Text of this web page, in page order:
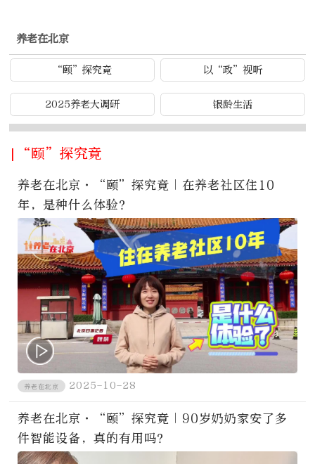
养老在北京
“颐”探究竟 以“政”视听
2025养老大调研 银龄生活
|“颐”探究竟
养老在北京·“颐”探究竟｜在养老社区住10
年，是种什么体验？
养老在北京 2025-10-28
养老在北京·“颐”探究竟｜90岁奶奶家安了多
件智能设备，真的有用吗？